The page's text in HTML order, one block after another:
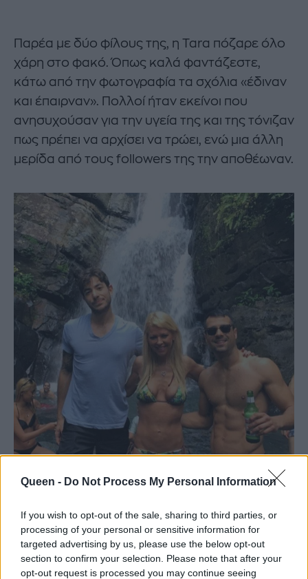
Queen - Do Not Process My Personal Information
If you wish to opt-out of the sale, sharing to third parties, or
processing of your personal or sensitive information for
targeted advertising by us, please use the below opt-out
section to confirm your selection. Please note that after your
opt-out request is processed you may continue seeing
Παρέα με δύο φίλους της, η Tara πόζαρε όλο
χάρη στο φακό. Όπως καλά φαντάζεστε,
κάτω από την φωτογραφία τα σχόλια «έδιναν
και έπαιρναν». Πολλοί ήταν εκείνοι που
ανησυχούσαν για την υγεία της και της τόνιζαν
πως πρέπει να αρχίσει να τρώει, ενώ μια άλλη
μερίδα από τους followers της την αποθέωναν.
Εμείς με την σειρά μας θα ευχηθούμε να είναι
υγιής!